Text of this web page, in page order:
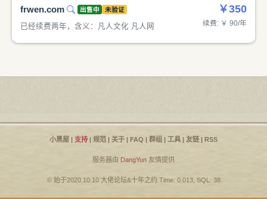
frwen.com 出售中 未验证
已经续费两年，含义：凡人文化 凡人网
￥350
续费: ￥ 90/年
小黑屋 | 支持 | 规范 | 关于 | FAQ | 群组 | 工具 | 友链 | RSS
服务器由 DangYun 友情提供
© 始于2020.10.10 大佬论坛&十年之约Time: 0.013, SQL: 38